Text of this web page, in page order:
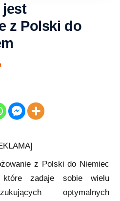
jest
z Polski do
z Polski do Niemiec
zadaje sobie wielu
optymalnych